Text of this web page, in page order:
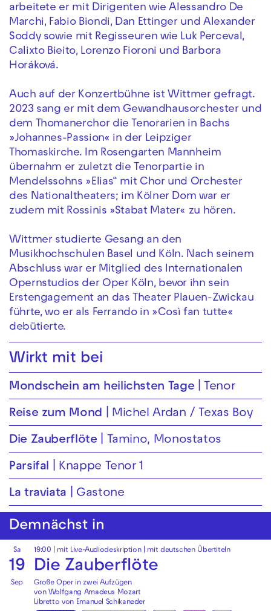
arbeitete er mit Dirigenten wie Alessandro De
Marchi, Fabio Biondi, Dan Ettinger und Alexander
Soddy sowie mit Regisseuren wie Luk Perceval,
Calixto Bieito, Lorenzo Fioroni und Barbora
Horáková.
Auch auf der Konzertbühne ist Wittmer gefragt.
2023 sang er mit dem Gewandhausorchester und
dem Thomanerchor die Tenorarien in Bachs
»Johannes-Passion« in der Leipziger
Thomaskirche. Im Rosengarten Mannheim
übernahm er zuletzt die Tenorpartie in
Mendelssohns »Elias“ mit Chor und Orchester
des Nationaltheaters; im Kölner Dom war er
zudem mit Rossinis »Stabat Mater« zu hören.
Wittmer studierte Gesang an den
Musikhochschulen Basel und Köln. Nach seinem
Abschluss war er Mitglied des Internationalen
Opernstudios der Oper Köln, bevor ihn sein
Erstengagement an das Theater Plauen-Zwickau
führte, wo er als Ferrando in »Così fan tutte«
debütierte.
Wirkt mit bei
Mondschein am heilichsten Tage Tenor
Reise zum Mond Michel Ardan / Texas Boy
Die Zauberflöte Tamino, Monostatos
Parsifal Knappe Tenor 1
La traviata Gastone
Demnächst in
Sa
19
Sep
19:00 mit Live-Audiodeskription| mit deutschen Übertiteln
Die Zauberflöte
Große Oper in zwei Aufzügen
von Wolfgang Amadeus Mozart
Libretto von Emanuel Schikaneder